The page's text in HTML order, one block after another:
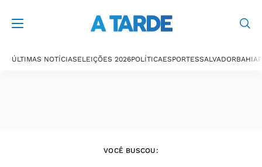
ÚLTIMAS NOTÍCIASELEIÇÕES 2026POLÍTICAESPORTESSALVADORBAHIA
VOCÊ BUSCOU: